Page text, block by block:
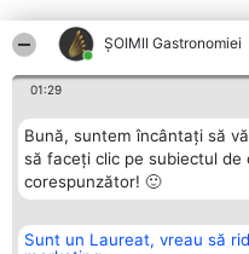
ȘOIMII Gastronomiei
01:29
Bună, suntem încântați să
să faceți clic pe subiectul de
corespunzător! 🙂
Sunt un Laureat, vreau să
Organizator Ranking